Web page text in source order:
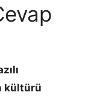
kültürü